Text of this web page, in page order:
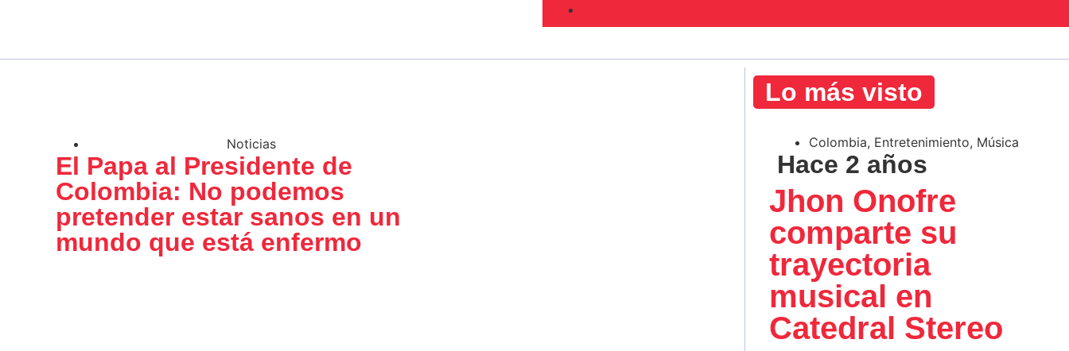
Noticias
El Papa al Presidente de
Colombia: No podemos
pretender estar sanos en un
mundo que está enfermo
Lo más visto
Colombia, Entretenimiento, Música
Hace 2 años
Jhon Onofre
comparte su
trayectoria
musical en
Catedral Stereo